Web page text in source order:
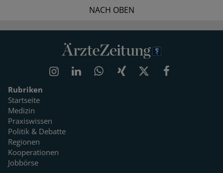
NACH OBEN
Rubriken
Startseite
Medizin
Praxiswissen
Politik & Debatte
Regionen
Kooperationen
Jobbörse